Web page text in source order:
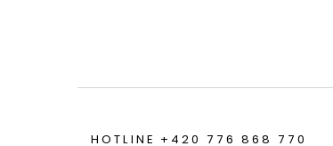
HOTLINE +420 776 868 770